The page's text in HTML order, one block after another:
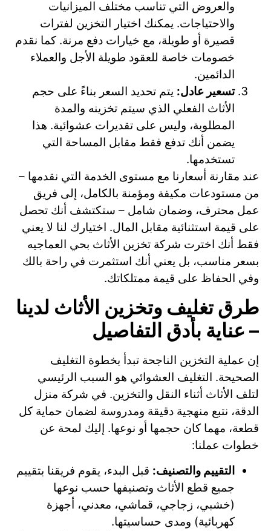
والعروض التي تناسب مختلف الميزانيات
والاحتياجات. يمكنك اختيار التخزين لفترات
قصيرة أو طويلة، مع خيارات دفع مرنة. كما نقدم
خصومات خاصة للعقود طويلة الأجل والعملاء
الدائمين.
تسعير عادل: يتم تحديد السعر بناءً على حجم
الأثاث الفعلي الذي سيتم تخزينه والمدة
المطلوبة، وليس على تقديرات عشوائية. هذا
يضمن أنك تدفع فقط مقابل المساحة التي
تستخدمها.
عند مقارنة أسعارنا مع مستوى الخدمة التي نقدمها –
من مستودعات مكيفة ومؤمنة بالكامل، إلى فريق
عمل محترف، وضمان شامل – ستكتشف أنك تحصل
على قيمة استثنائية مقابل المال. اختيارك لنا لا يعني
فقط أنك اخترت شركة تخزين الأثاث بحي العماجيه
بسعر مناسب، بل يعني أنك استثمرت في راحة بالك
وفي الحفاظ على قيمة ممتلكاتك.
طرق تغليف وتخزين الأثاث لدينا
– عناية بأدق التفاصيل
إن عملية التخزين الناجحة تبدأ بخطوة التغليف
الصحيحة. التغليف العشوائي هو السبب الرئيسي
لتلف الأثاث أثناء النقل والتخزين. في شركة منزل
الدقة، نتبع منهجية دقيقة ومدروسة لضمان حماية كل
قطعة، مهما كان حجمها أو نوعها. إليك لمحة عن
خطوات عملنا:
التقييم والتصنيف: قبل البدء، يقوم فريقنا بتقييم
جميع قطع الأثاث وتصنيفها حسب نوعها
(خشبي، زجاجي، قماشي، معدني، أجهزة
كهربائية) ومدى حساسيتها.